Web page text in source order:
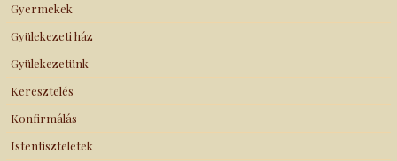
Gyermekek
Gyülekezeti ház
Gyülekezetünk
Keresztelés
Konfirmálás
Istentiszteletek